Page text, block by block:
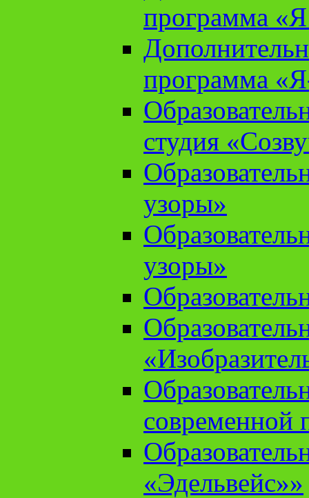
программа «Я
программа
студия
узоры»
узоры»
современной
«Эдельвейс»»